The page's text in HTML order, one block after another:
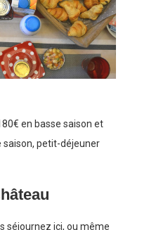
en basse saison et
saison, petit-déjeuner
séjournez ici, ou même